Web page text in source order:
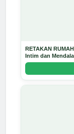
RETAKAN
Intim dan